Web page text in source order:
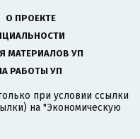
О ПРОЕКТЕ
МАТЕРИАЛОВ УП
РАБОТЫ УП
при условии ссылки
на "Экономическую